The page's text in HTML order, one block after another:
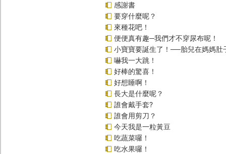
感謝書
要穿什麼呢？
來種花吧！
便便真有趣─我們才不穿尿布呢！
小寶寶要誕生了！──胎兒在媽媽肚
嚇我一大跳！
好棒的驚喜！
好想睡啊！
長大是什麼呢？
誰會戴手套?
誰會用剪刀？
今天我是一粒黃豆
吃蔬菜囉！
吃水果囉！